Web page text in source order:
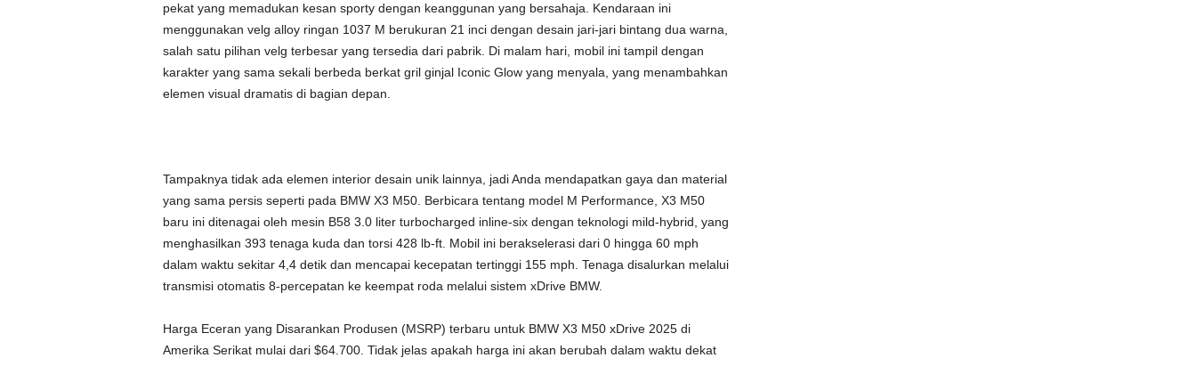
pekat yang memadukan kesan sporty dengan keanggunan yang bersahaja. Kendaraan ini
menggunakan velg alloy ringan 1037 M berukuran 21 inci dengan desain jari-jari bintang dua warna,
salah satu pilihan velg terbesar yang tersedia dari pabrik. Di malam hari, mobil ini tampil dengan
karakter yang sama sekali berbeda berkat gril ginjal Iconic Glow yang menyala, yang menambahkan
elemen visual dramatis di bagian depan.
Tampaknya tidak ada elemen interior desain unik lainnya, jadi Anda mendapatkan gaya dan material
yang sama persis seperti pada BMW X3 M50. Berbicara tentang model M Performance, X3 M50
baru ini ditenagai oleh mesin B58 3.0 liter turbocharged inline-six dengan teknologi mild-hybrid, yang
menghasilkan 393 tenaga kuda dan torsi 428 lb-ft. Mobil ini berakselerasi dari 0 hingga 60 mph
dalam waktu sekitar 4,4 detik dan mencapai kecepatan tertinggi 155 mph. Tenaga disalurkan melalui
transmisi otomatis 8-percepatan ke keempat roda melalui sistem xDrive BMW.
Harga Eceran yang Disarankan Produsen (MSRP) terbaru untuk BMW X3 M50 xDrive 2025 di
Amerika Serikat mulai dari $64.700. Tidak jelas apakah harga ini akan berubah dalam waktu dekat